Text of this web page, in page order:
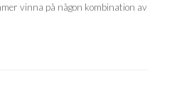
vinna på någon kombination av